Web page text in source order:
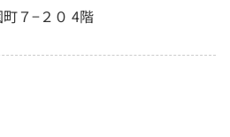
７−２０ 4階